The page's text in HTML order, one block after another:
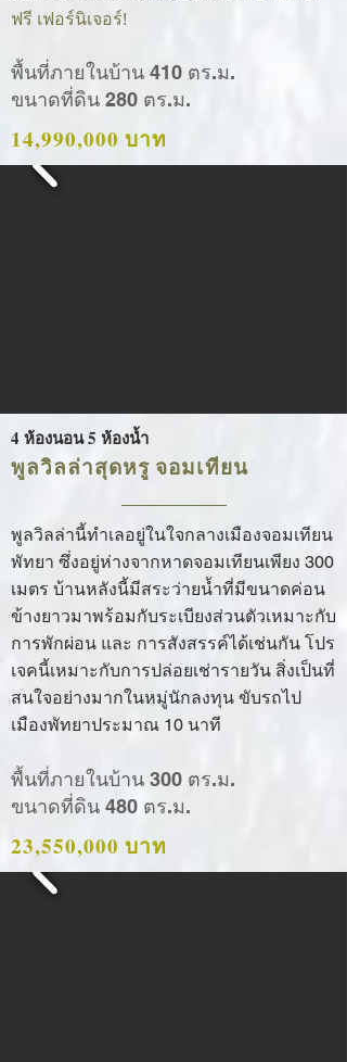
ฟรี เฟอร์นิเจอร์!
พื้นที่ภายในบ้าน 410 ตร.ม.
ขนาดที่ดิน 280 ตร.ม.
14,990,000 บาท
4 ห้องนอน 5 ห้องน้ำ
พูลวิลล่าสุดหรู จอมเทียน
พูลวิลล่านี้ทำเลอยู่ในใจกลางเมืองจอมเทียน
พัทยา​ ซึ่งอยู่ห่างจากหาดจอมเทียนเพียง 300
เมตร บ้านหลังนี้มีสระว่ายน้ำที่มีขนาดค่อน
ข้างยาวมาพร้อมกับระเบียงส่วนตัวเหมาะกับ
การพักผ่อน และ การสังสรรค์ได้เช่นกัน โปร
เจคนี้เหมาะกับการปล่อยเช่ารายวัน สิ่งเป็นที่
สนใจอย่างมากในหมู่นักลงทุน ขับรถไป
เมืองพัทยาประมาณ 10 นาที
พื้นที่ภายในบ้าน 300 ตร.ม.
ขนาดที่ดิน 480 ตร.ม.
23,550,000 บาท